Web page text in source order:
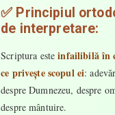
✅ Principiul
de interpretare:
Scriptura esteinfailibilă în
ce privește scopul ei:
despre Dumnezeu, despre
despre mântuire.